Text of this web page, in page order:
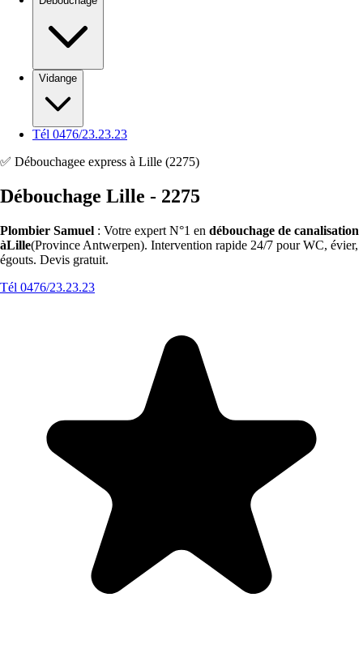
Vidange
Tél 0476/23.23.23
✅ Débouchagee express à Lille (2275)
Débouchage Lille - 2275
Plombier Samuel : Votre expert N°1 en débouchage de canalisation
àLille(Province Antwerpen). Intervention rapide 24/7 pour WC, évier,
égouts. Devis gratuit.
Tél 0476/23.23.23